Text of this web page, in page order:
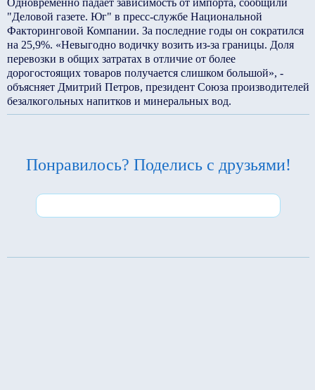
Одновременно падает зависимость от импорта, сообщили
"Деловой газете. Юг" в пресс-службе Национальной
Факторинговой Компании. За последние годы он сократился
на 25,9%. «Невыгодно водичку возить из-за границы. Доля
перевозки в общих затратах в отличие от более
дорогостоящих товаров получается слишком большой», -
объясняет Дмитрий Петров, президент Союза производителей
безалкогольных напитков и минеральных вод.
Понравилось? Поделись с друзьями!